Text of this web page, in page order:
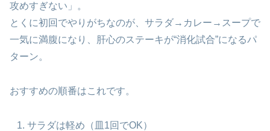
攻めすぎない」。
とくに初回でやりがちなのが、サラダ→カレー→スープで
一気に満腹になり、肝心のステーキが“消化試合”になるパ
ターン。
おすすめの順番はこれです。
サラダは軽め（皿1回でOK）